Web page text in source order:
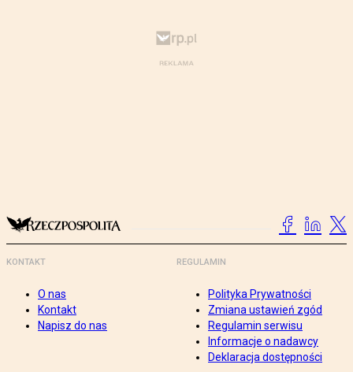
KONTAKT
O nas
Kontakt
Napisz do nas
REGULAMIN
Polityka Prywatności
Zmiana ustawień zgód
Regulamin serwisu
Informacje o nadawcy
Deklaracja dostępności